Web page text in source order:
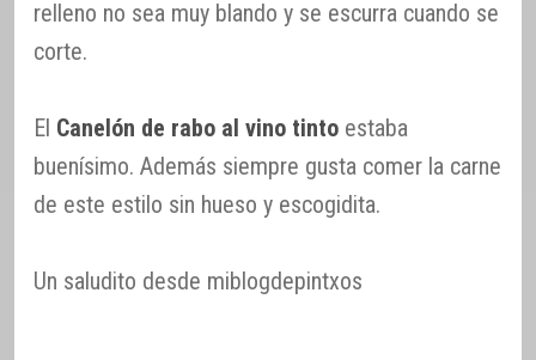
relleno no sea muy blando y se escurra cuando se
corte.
El Canelón de rabo al vino tinto estaba
buenísimo. Además siempre gusta comer la carne
de este estilo sin hueso y escogidita.
Un saludito desde miblogdepintxos